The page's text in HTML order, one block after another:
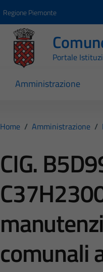
Regione Piemonte
Portale
Amministrazione
Home / Amministrazione /
CIG.
comunali